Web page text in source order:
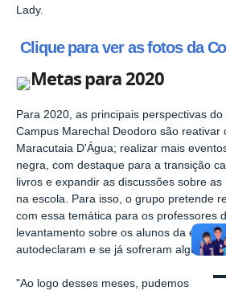
Lady.
Clique para ver as fotos da
Metas para 2020
Para 2020, as principais perspectivas
Campus Marechal Deodoro são reativar
Maracutaia D'Água; realizar mais
negra, com destaque para a transição
livros e expandir as discussões sobre
na escola. Para isso, o grupo pretende
com essa temática para os professores
levantamento sobre os alunos da
autodeclaram e se já sofreram algum
"Ao logo desses meses, pudemos